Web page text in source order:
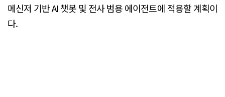
메신저 기반 AI 챗봇 및 전사 범용 에이전트에 적용할 계획이
다.